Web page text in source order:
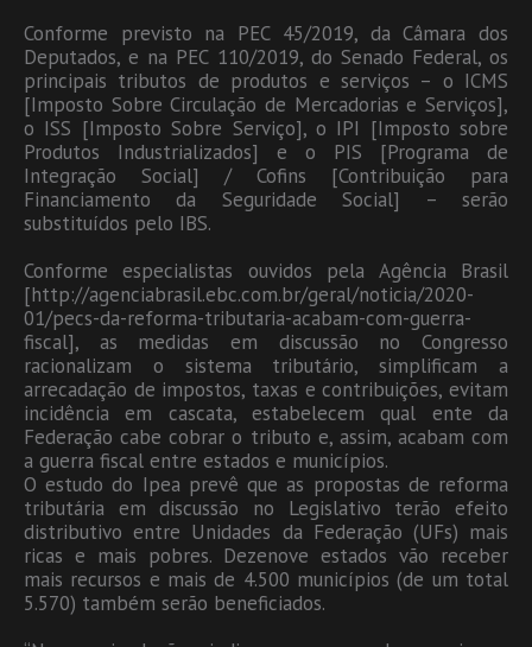
Conforme previsto na PEC 45/2019, da Câmara dos
Deputados, e na PEC 110/2019, do Senado Federal, os
principais tributos de produtos e serviços – o ICMS
[Imposto Sobre Circulação de Mercadorias e Serviços],
o ISS [Imposto Sobre Serviço], o IPI [Imposto sobre
Produtos Industrializados] e o PIS [Programa de
Integração Social] / Cofins [Contribuição para
Financiamento da Seguridade Social] – serão
substituídos pelo IBS.
Conforme especialistas ouvidos pela Agência Brasil
[http://agenciabrasil.ebc.com.br/geral/noticia/2020-
01/pecs-da-reforma-tributaria-acabam-com-guerra-
fiscal], as medidas em discussão no Congresso
racionalizam o sistema tributário, simplificam a
arrecadação de impostos, taxas e contribuições, evitam
incidência em cascata, estabelecem qual ente da
Federação cabe cobrar o tributo e, assim, acabam com
a guerra fiscal entre estados e municípios.
O estudo do Ipea prevê que as propostas de reforma
tributária em discussão no Legislativo terão efeito
distributivo entre Unidades da Federação (UFs) mais
ricas e mais pobres. Dezenove estados vão receber
mais recursos e mais de 4.500 municípios (de um total
5.570) também serão beneficiados.